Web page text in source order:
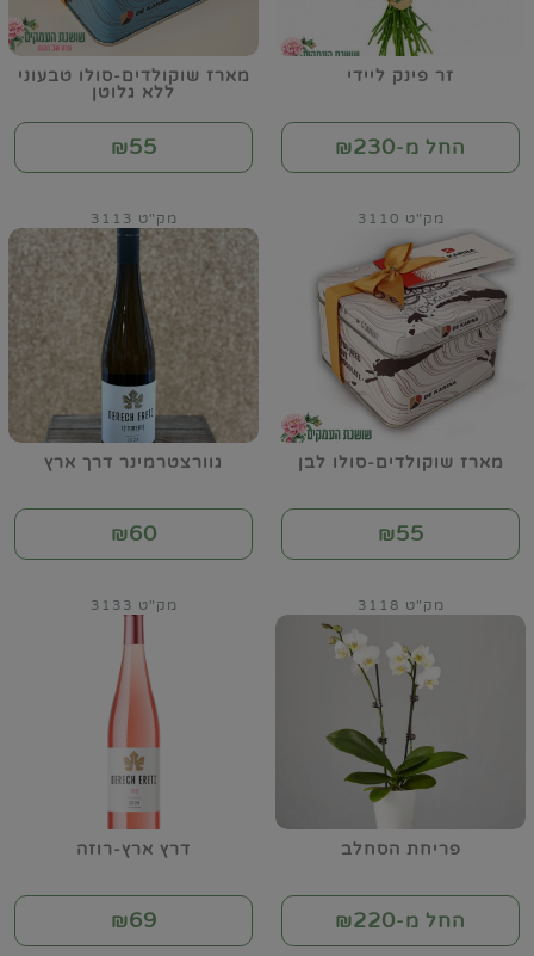
זר פינק ליידי
החל מ-₪230
מארז שוקולדים-סולו טבעוני
ללא גלוטן
₪55
מארז שוקולדים-סולו לבן
מק"ט 3110
₪55
גוורצטרמינר דרך ארץ
מק"ט 3113
₪60
פריחת הסחלב
מק"ט 3118
החל מ-₪220
דרץ ארץ-רוזה
מק"ט 3133
₪69